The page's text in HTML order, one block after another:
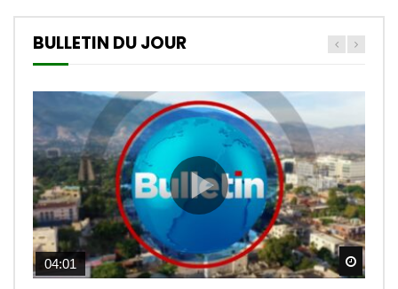
BULLETIN DU JOUR
04:01